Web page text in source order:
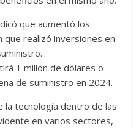
que aumentó los
que realizó inversiones en
1 millón de dólares o
de suministro en 2024.
la tecnología dentro de las
en varios sectores,